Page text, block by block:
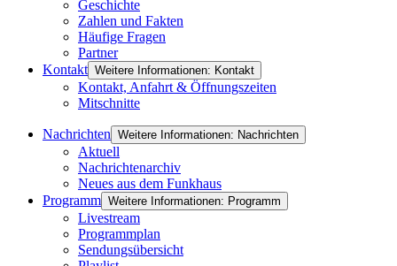
Geschichte
Zahlen und Fakten
Häufige Fragen
Partner
Kontakt Weitere Informationen: Kontakt
Kontakt, Anfahrt & Öffnungszeiten
Mitschnitte
Nachrichten Weitere Informationen: Nachrichten
Aktuell
Nachrichtenarchiv
Neues aus dem Funkhaus
Programm Weitere Informationen: Programm
Livestream
Programmplan
Sendungsübersicht